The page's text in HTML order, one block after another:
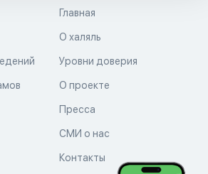
Главная
О халяль
Уровни доверия
О проекте
Пресса
СМИ о нас
Контакты